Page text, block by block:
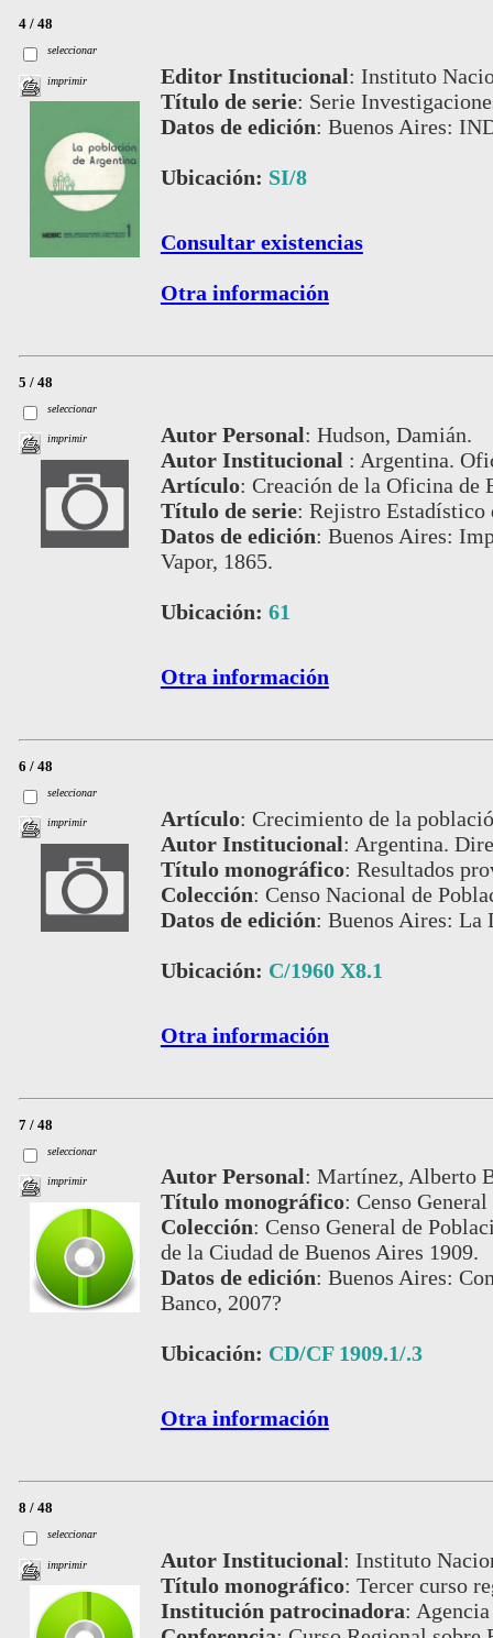
4 / 48
seleccionar
imprimir Editor Institucional: Instituto
Título de serie: Serie
Datos de edición: Buenos Aires:
Ubicación: SI/8
Consultar existencias
Otra información
5 / 48
seleccionar
imprimir Autor Personal: Hudson, Damián.
Autor Institucional : Argentina.
Artículo: Creación de la Oficina de
Título de serie: Rejistro Estadístico
Datos de edición: Buenos Aires:
Vapor, 1865.
Ubicación: 61
Otra información
6 / 48
seleccionar
imprimir Artículo: Crecimiento de la
Autor Institucional: Argentina.
Título monográfico: Resultados
Colección: Censo Nacional de
Datos de edición: Buenos Aires: La
Ubicación: C/1960 X8.1
Otra información
7 / 48
seleccionar
imprimir Autor Personal: Martínez, Alberto
Título monográfico: Censo
Colección: Censo General de
de la Ciudad de Buenos Aires 1909.
Datos de edición: Buenos Aires:
Banco, 2007?
Ubicación: CD/CF 1909.1/.3
Otra información
8 / 48
seleccionar
imprimir Autor Institucional: Instituto
Título monográfico: Tercer curso
Institución patrocinadora: